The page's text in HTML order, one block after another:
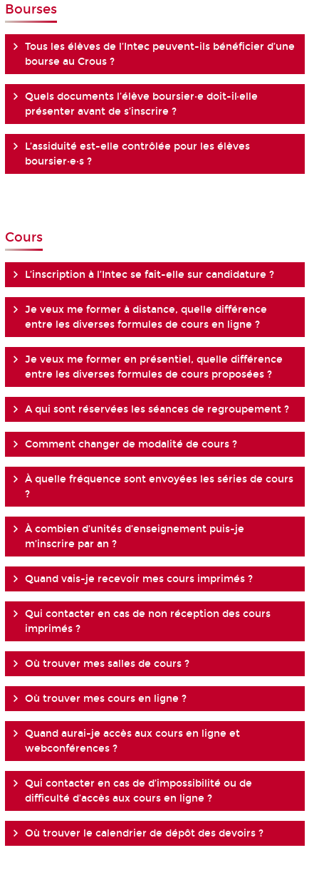
Bourses
Tous les élèves de l’Intec peuvent-ils bénéficier d’une
bourse au Crous ?
Quels documents l’élève boursier·e doit-il·elle
présenter avant de s’inscrire ?
L’assiduité est-elle contrôlée pour les élèves
boursier·e·s ?
Cours
L’inscription à l’Intec se fait-elle sur candidature ?
Je veux me former à distance, quelle différence
entre les diverses formules de cours en ligne ?
Je veux me former en présentiel, quelle différence
entre les diverses formules de cours proposées ?
A qui sont réservées les séances de regroupement ?
Comment changer de modalité de cours ?
À quelle fréquence sont envoyées les séries de cours
?
À combien d’unités d’enseignement puis-je
m’inscrire par an ?
Quand vais-je recevoir mes cours imprimés ?
Qui contacter en cas de non réception des cours
imprimés ?
Où trouver mes salles de cours ?
Où trouver mes cours en ligne ?
Quand aurai-je accès aux cours en ligne et
webconférences ?
Qui contacter en cas de d’impossibilité ou de
difficulté d’accès aux cours en ligne ?
Où trouver le calendrier de dépôt des devoirs ?